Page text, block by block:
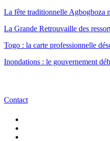
La fête traditionnelle Agbogboza
La Grande Retrouvaille des
Togo : la carte professionnelle
Inondations : le gouvernement
Contact